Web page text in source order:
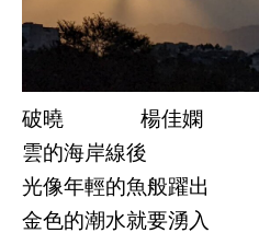
破曉 楊佳嫻
雲的海岸線後
光像年輕的魚般躍出
金色的潮水就要湧入